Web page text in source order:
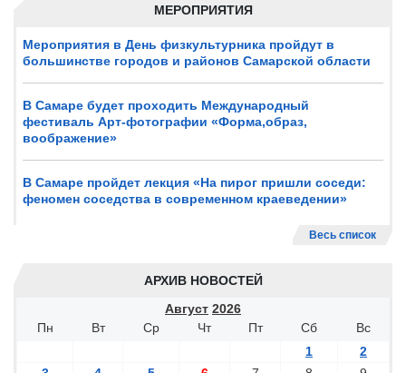
МЕРОПРИЯТИЯ
Мероприятия в День физкультурника пройдут в
большинстве городов и районов Самарской области
В Самаре будет проходить Международный
фестиваль Арт-фотографии «Форма,образ,
воображение»
В Самаре пройдет лекция «На пирог пришли соседи:
феномен соседства в современном краеведении»
Весь список
АРХИВ НОВОСТЕЙ
Август 2026
Пн
Вт Ср Чт Пт Сб
Вс
1
2